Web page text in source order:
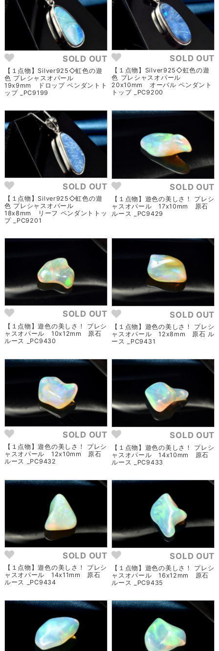
SOLD OUT
【１点物】Silver925◇虹色の遊
色 プレシャスオパール
19x9mm ドロップ ペンダントト
ップ _PC9199
SOLD OUT
【１点物】Silver925◇虹色の遊
色 プレシャスオパール
20x10mm オーバル ペンダント
トップ _PC9200
SOLD OUT
【１点物】Silver925◇虹色の遊
色 プレシャスオパール
18x8mm リーフ ペンダントトッ
プ _PC9201
SOLD OUT
【１点物】遊色の美しさ！ プレシ
ャスオパール 17x10mm 原石
ルース _PC9429
SOLD OUT
【１点物】遊色の美しさ！ プレシ
ャスオパール 10x12mm 原石
ルース _PC9430
SOLD OUT
【１点物】遊色の美しさ！ プレシ
ャスオパール 12x8mm 原石 ル
ース _PC9431
SOLD OUT
【１点物】遊色の美しさ！ プレシ
ャスオパール 12x10mm 原石
ルース _PC9432
SOLD OUT
【１点物】遊色の美しさ！ プレシ
ャスオパール 14x10mm 原石
ルース _PC9433
SOLD OUT
【１点物】遊色の美しさ！ プレシ
ャスオパール 14x11mm 原石
ルース _PC9434
SOLD OUT
【１点物】遊色の美しさ！ プレシ
ャスオパール 16x12mm 原石
ルース _PC9435